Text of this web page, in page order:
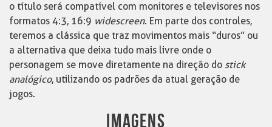
o título será compatível com monitores e televisores nos
formatos 4:3, 16:9 widescreen. Em parte dos controles,
teremos a clássica que traz movimentos mais “duros” ou
a alternativa que deixa tudo mais livre onde o
personagem se move diretamente na direção do stick
analógico, utilizando os padrões da atual geração de
jogos.
IMAGENS